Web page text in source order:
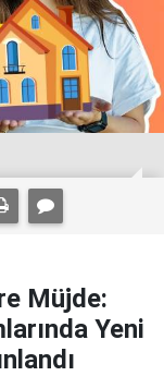
Müjde:
Yeni